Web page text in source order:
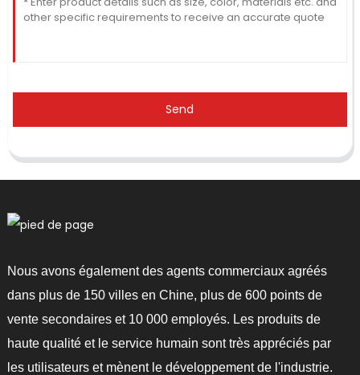
Send
Nous avons également des agents commerciaux agréés
dans plus de 150 villes en Chine, plus de 600 points de
vente secondaires et 10 000 employés. Les produits de
haute qualité et le service humain sont très appréciés par
les utilisateurs et mènent le développement de l'industrie.